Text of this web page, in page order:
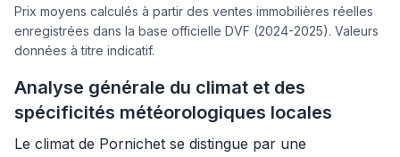
Prix moyens calculés à partir des ventes immobilières réelles
enregistrées dans la base officielle DVF (2024-2025). Valeurs
données à titre indicatif.
Analyse générale du climat et des
spécificités météorologiques locales
Le climat de Pornichet se distingue par une